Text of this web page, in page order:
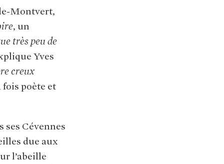
Montvert,
, un
très peu de
Yves
creux
poète et
ses Cévennes
due aux
l’abeille